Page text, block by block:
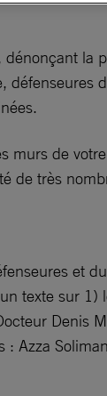
la
murs de
de très
et
texte sur 1)
Denis
: Azza